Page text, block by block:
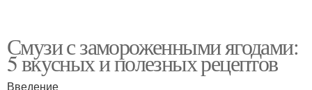
Смузи с замороженными ягодами:
5 вкусных и полезных рецептов
Введение